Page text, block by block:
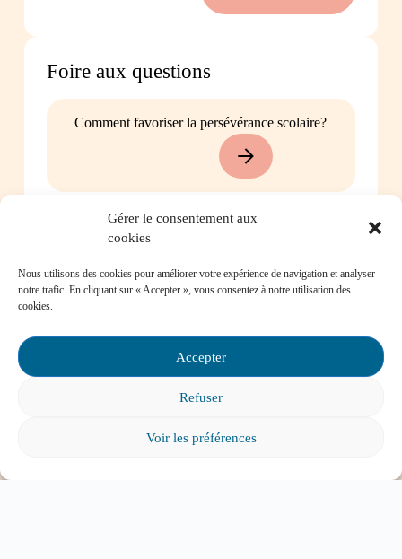
Gérer le consentement aux
cookies
Nous utilisons des cookies pour améliorer votre expérience de navigation et analyser
notre trafic. En cliquant sur « Accepter », vous consentez à notre utilisation des
cookies.
Accepter
Refuser
Voir les préférences
Foire aux questions
Comment favoriser la persévérance scolaire?
Mon enfant est impliqué dans une situation
l’aide?
Mon enfant a des besoins particuliers et il va
entrer à l’école, que faire?